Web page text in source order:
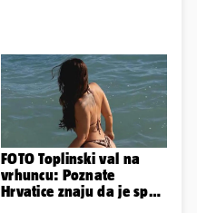
FOTO Toplinski val na
vrhuncu: Poznate
Hrvatice znaju da je spas